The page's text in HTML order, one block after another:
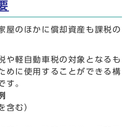
屋のほかに償却資産も課税の
や軽自動車税の対象となるも
めに使用することができる構
す。
含む）